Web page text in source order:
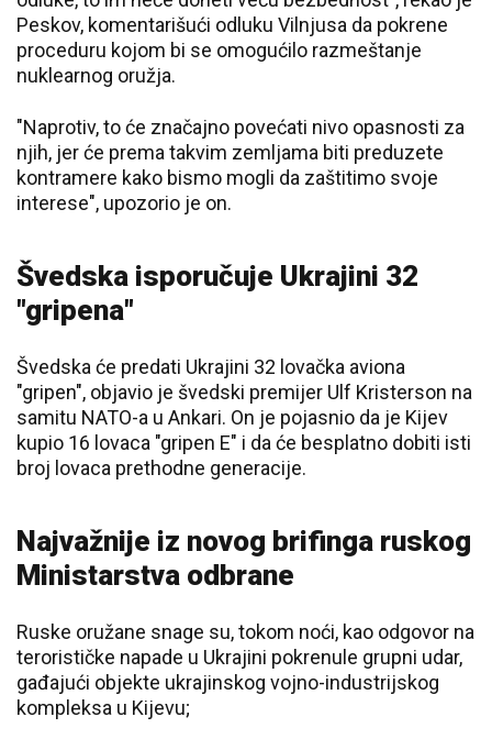
Peskov, komentarišući odluku Vilnjusa da pokrene
proceduru kojom bi se omogućilo razmeštanje
nuklearnog oružja.
"Naprotiv, to će značajno povećati nivo opasnosti za
njih, jer će prema takvim zemljama biti preduzete
kontramere kako bismo mogli da zaštitimo svoje
interese", upozorio je on.
Švedska isporučuje Ukrajini 32
"gripena"
Švedska će predati Ukrajini 32 lovačka aviona
"gripen", objavio je švedski premijer Ulf Kristerson na
samitu NATO-a u Ankari. On je pojasnio da je Kijev
kupio 16 lovaca "gripen E" i da će besplatno dobiti isti
broj lovaca prethodne generacije.
Najvažnije iz novog brifinga ruskog
Ministarstva odbrane
Ruske oružane snage su, tokom noći, kao odgovor na
terorističke napade u Ukrajini pokrenule grupni udar,
gađajući objekte ukrajinskog vojno-industrijskog
kompleksa u Kijevu;